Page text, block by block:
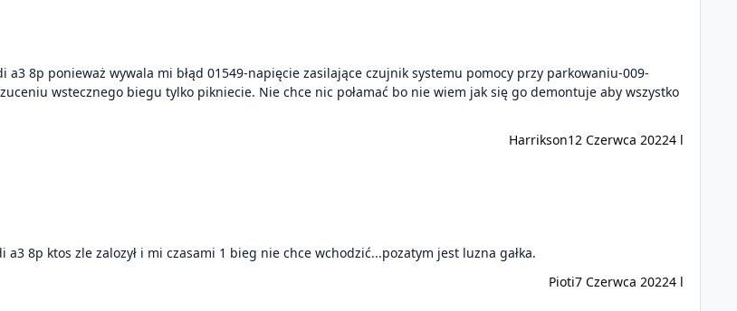
8p ponieważ wywala mi błąd 01549-napięcie zasilające czujnik systemu pomocy przy parkowaniu-009-
wstecznego biegu tylko pikniecie. Nie chce nic połamać bo nie wiem jak się go demontuje aby wszystko
Harrikson12 Czerwca 20224 l
8p ktos zle zalozył i mi czasami 1 bieg nie chce wchodzić...pozatym jest luzna gałka.
Pioti7 Czerwca 20224 l